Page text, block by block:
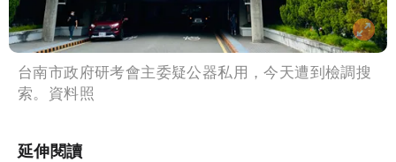
台南市政府研考會主委疑公器私用，今天遭到檢調搜
索。資料照
延伸閱讀